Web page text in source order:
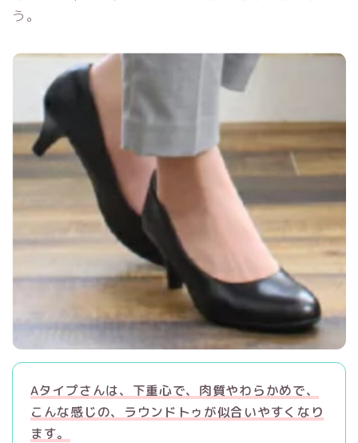
う。
Aタイプさんは、下重心で、肉質やわらかめで、
こんな感じの、ラウンドトゥが似合いやすくなり
ます。